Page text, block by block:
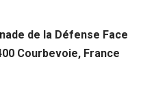
de la Défense Face
Courbevoie, France